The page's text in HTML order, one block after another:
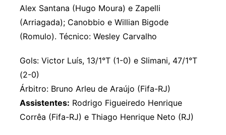
Alex Santana (Hugo Moura) e Zapelli
(Arriagada); Canobbio e Willian Bigode
(Romulo). Técnico: Wesley Carvalho
Gols: Victor Luís, 13/1°T (1-0) e Slimani, 47/1°T
(2-0)
Árbitro: Bruno Arleu de Araújo (Fifa-RJ)
Assistentes: Rodrigo Figueiredo Henrique
Corrêa (Fifa-RJ) e Thiago Henrique Neto (RJ)